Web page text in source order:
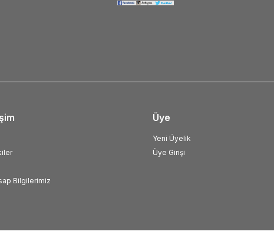
Bilgilerimiz
Üye
Yeni Üyelik
Üye Girişi